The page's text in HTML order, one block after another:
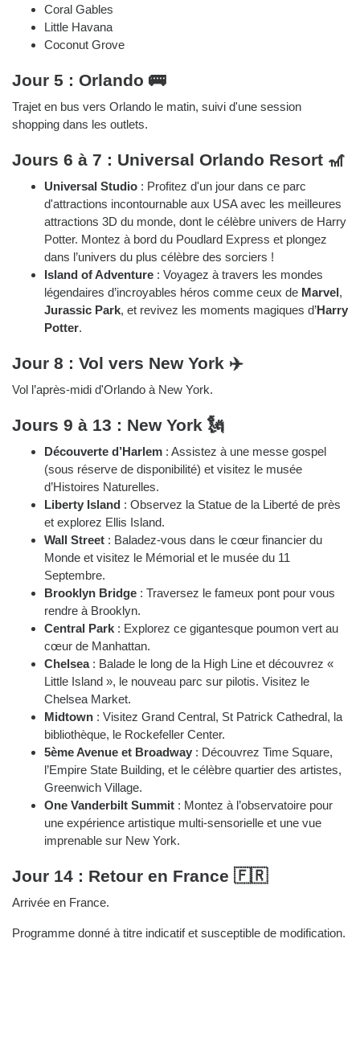
Coral Gables
Little Havana
Coconut Grove
Jour 5 : Orlando 🚌
Trajet en bus vers Orlando le matin, suivi d'une session
shopping dans les outlets.
Jours 6 à 7 : Universal Orlando Resort 🎢
Universal Studio : Profitez d'un jour dans ce parc
d'attractions incontournable aux USA avec les meilleures
attractions 3D du monde, dont le célèbre univers de Harry
Potter. Montez à bord du Poudlard Express et plongez
dans l’univers du plus célèbre des sorciers !
Island of Adventure : Voyagez à travers les mondes
légendaires d’incroyables héros comme ceux de Marvel,
Jurassic Park, et revivez les moments magiques d’Harry
Potter.
Jour 8 : Vol vers New York ✈️
Vol l’après-midi d'Orlando à New York.
Jours 9 à 13 : New York 🗽
Découverte d’Harlem : Assistez à une messe gospel
(sous réserve de disponibilité) et visitez le musée
d’Histoires Naturelles.
Liberty Island : Observez la Statue de la Liberté de près
et explorez Ellis Island.
Wall Street : Baladez-vous dans le cœur financier du
Monde et visitez le Mémorial et le musée du 11
Septembre.
Brooklyn Bridge : Traversez le fameux pont pour vous
rendre à Brooklyn.
Central Park : Explorez ce gigantesque poumon vert au
cœur de Manhattan.
Chelsea: Balade le long de la High Line et découvrez «
Little Island », le nouveau parc sur pilotis. Visitez le
Chelsea Market.
Midtown : Visitez Grand Central, St Patrick Cathedral, la
bibliothèque, le Rockefeller Center.
5ème Avenue et Broadway : Découvrez Time Square,
l’Empire State Building, et le célèbre quartier des artistes,
Greenwich Village.
One Vanderbilt Summit : Montez à l’observatoire pour
une expérience artistique multi-sensorielle et une vue
imprenable sur New York.
Jour 14 : Retour en France 🇫🇷
Arrivée en France.
Programme donné à titre indicatif et susceptible de modification.